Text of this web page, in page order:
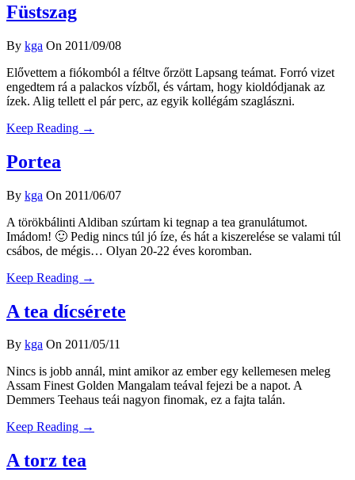
Füstszag
By kga On 2011/09/08
Elővettem a fiókomból a féltve őrzött Lapsang teámat. Forró vizet
engedtem rá a palackos vízből, és vártam, hogy kioldódjanak az
ízek. Alig tellett el pár perc, az egyik kollégám szaglászni.
Keep Reading →
Portea
By kga On 2011/06/07
A törökbálinti Aldiban szúrtam ki tegnap a tea granulátumot.
Imádom! 🙂 Pedig nincs túl jó íze, és hát a kiszerelése se valami túl
csábos, de mégis… Olyan 20-22 éves koromban.
Keep Reading →
A tea dícsérete
By kga On 2011/05/11
Nincs is jobb annál, mint amikor az ember egy kellemesen meleg
Assam Finest Golden Mangalam teával fejezi be a napot. A
Demmers Teehaus teái nagyon finomak, ez a fajta talán.
Keep Reading →
A torz tea